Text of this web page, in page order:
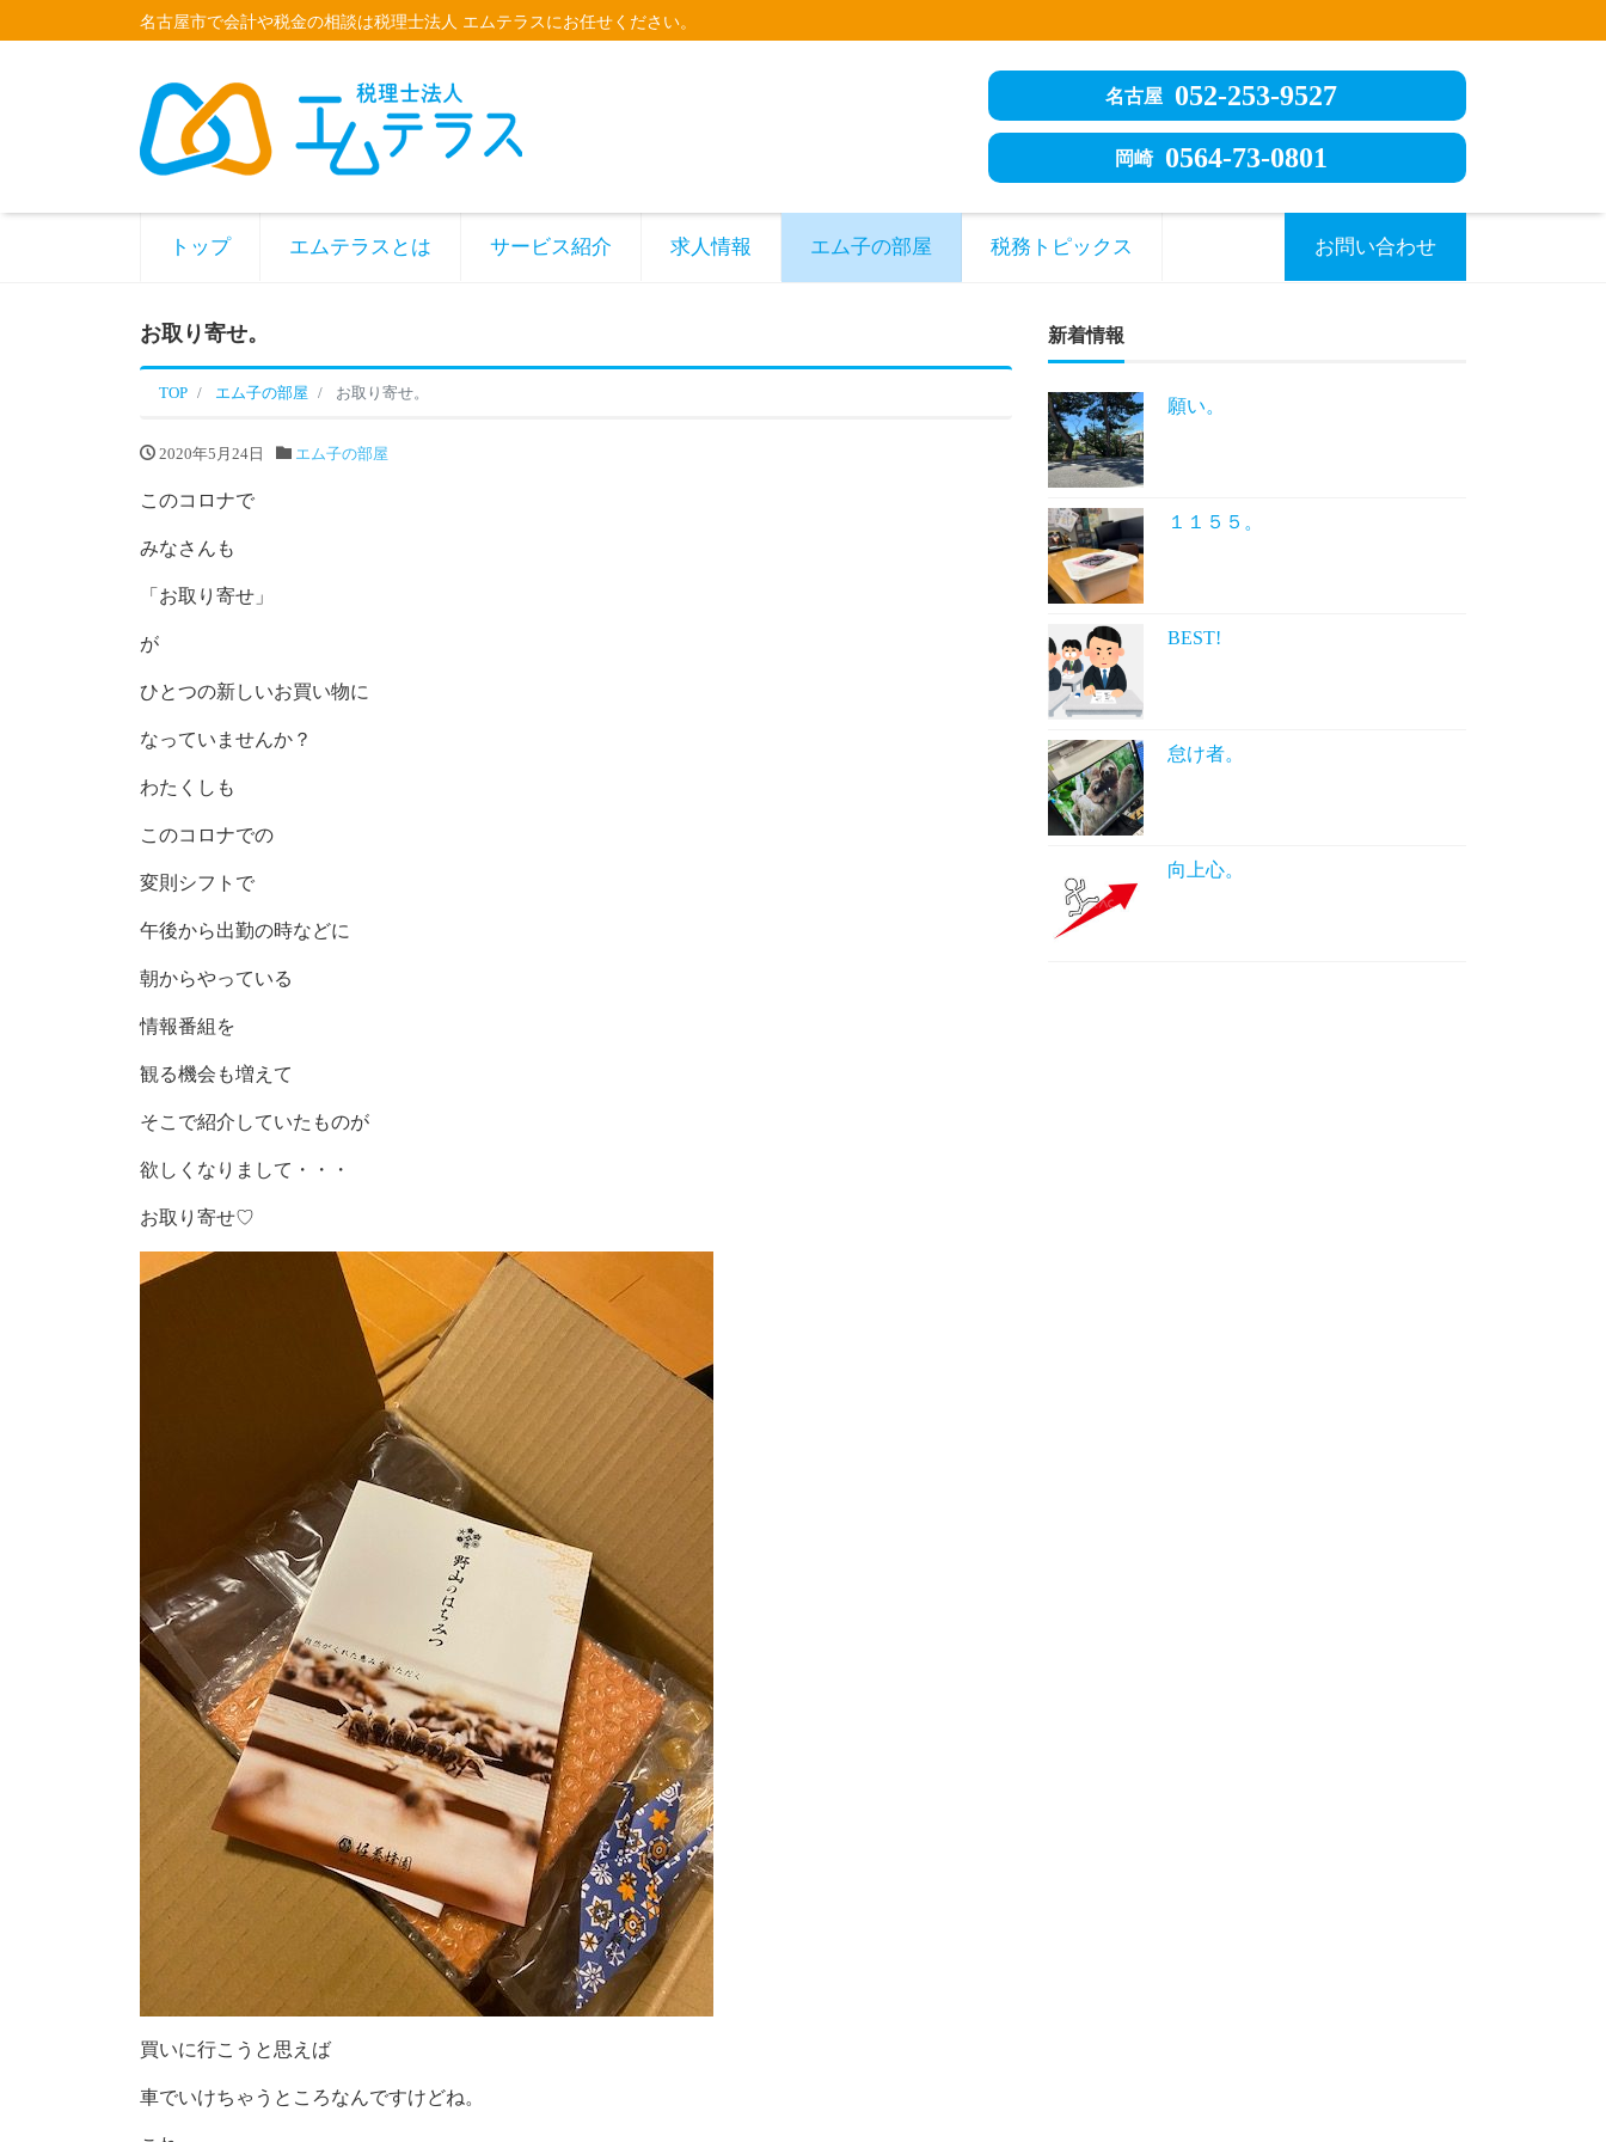
名古屋市で会計や税金の相談は税理士法人 エムテラスにお任せください。
名古屋 052-253-9527
岡崎 0564-73-0801
トップ エムテラスとは サービス紹介 求人情報 エム子の部屋 税務トピックス お問い合わせ
お取り寄せ。
TOP エム子の部屋 お取り寄せ。
2020年5月24日 エム子の部屋
このコロナで
みなさんも
「お取り寄せ」
が
ひとつの新しいお買い物に
なっていませんか？
わたくしも
このコロナでの
変則シフトで
午後から出勤の時などに
朝からやっている
情報番組を
観る機会も増えて
そこで紹介していたものが
欲しくなりまして・・・
お取り寄せ♡
買いに行こうと思えば
車でいけちゃうところなんですけどね。
新着情報
願い。
１１５５。
BEST!
怠け者。
向上心。